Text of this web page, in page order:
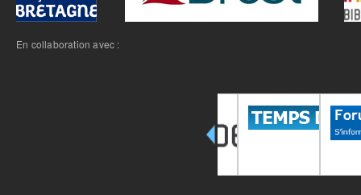
En collaboration avec :